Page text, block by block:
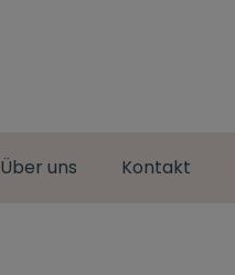
Über uns Kontakt